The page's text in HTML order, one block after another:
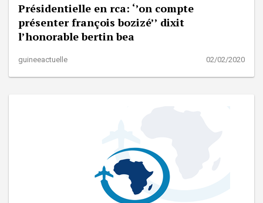
Présidentielle en rca: ‘’on compte
présenter françois bozizé’’ dixit
l’honorable bertin bea
guineeactuelle 02/02/2020